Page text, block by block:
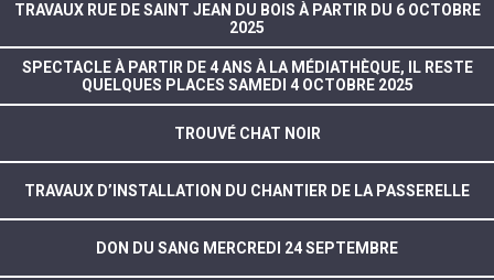
TRAVAUX RUE DE SAINT JEAN DU BOIS À PARTIR DU 6 OCTOBRE
2025
SPECTACLE À PARTIR DE 4 ANS À LA MÉDIATHÈQUE, IL RESTE
QUELQUES PLACES SAMEDI 4 OCTOBRE 2025
TROUVÉ CHAT NOIR
TRAVAUX D’INSTALLATION DU CHANTIER DE LA PASSERELLE
DON DU SANG MERCREDI 24 SEPTEMBRE